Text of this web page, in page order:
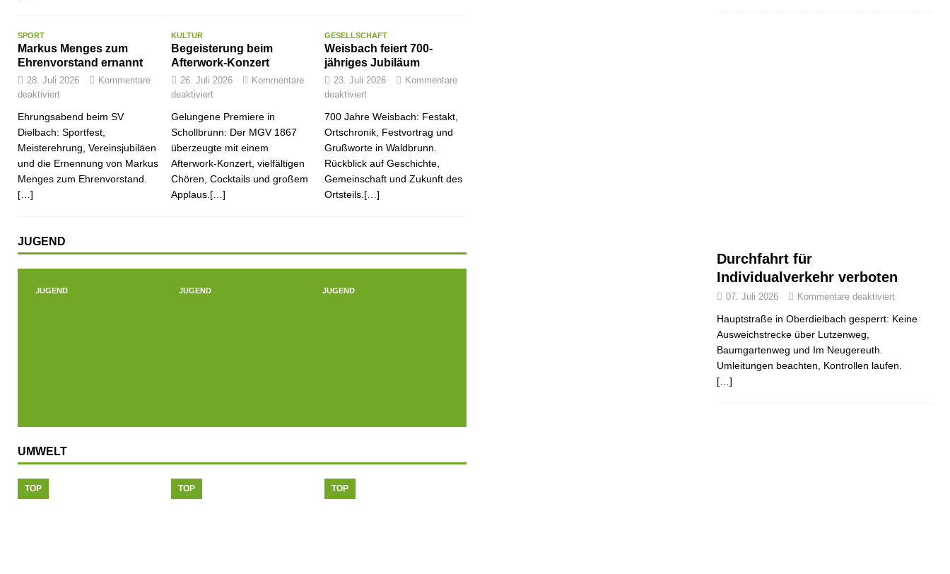
SPORT
Markus Menges zum
Ehrenvorstand ernannt
28. Juli 2026
Kommentare
deaktiviert
Ehrungsabend beim SV
Dielbach: Sportfest,
Meisterehrung, Vereinsjubiläen
und die Ernennung von Markus
Menges zum Ehrenvorstand.
[…]
KULTUR
Begeisterung beim
Afterwork-Konzert
26. Juli 2026
Kommentare
deaktiviert
Gelungene Premiere in
Schollbrunn: Der MGV 1867
überzeugte mit einem
Afterwork-Konzert, vielfältigen
Chören, Cocktails und großem
Applaus.[…]
GESELLSCHAFT
Weisbach feiert 700-
jähriges Jubiläum
23. Juli 2026
Kommentare
deaktiviert
700 Jahre Weisbach: Festakt,
Ortschronik, Festvortrag und
Grußworte in Waldbrunn.
Rückblick auf Geschichte,
Gemeinschaft und Zukunft des
Ortsteils.[…]
JUGEND
JUGEND JUGEND JUGEND
UMWELT
TOP TOP TOP
Durchfahrt für
Individualverkehr verboten
07. Juli 2026 Kommentare deaktiviert
Hauptstraße in Oberdielbach gesperrt: Keine
Ausweichstrecke über Lutzenweg,
Baumgartenweg und Im Neugereuth.
Umleitungen beachten, Kontrollen laufen.
[…]